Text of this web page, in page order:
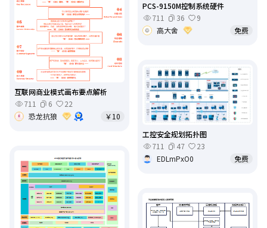
PCS-9150M控制系统硬件
711
36
9
高大舍
免费
互联网商业模式画布要点解析
711
6
22
恐龙抗狼
￥10
工控安全规划拓扑图
711
47
23
EDLmPxO0
免费